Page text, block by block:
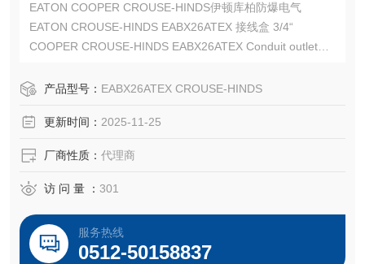
EATON COOPER CROUSE-HINDS伊顿库柏防爆电气
EATON CROUSE-HINDS EABX26ATEX 接线盒 3/4“
COOPER CROUSE-HINDS EABX26ATEX Conduit outlet
EATON CROUSE-HINDS总代理-Kunshan Beiyuan Electric
产品型号： EABX26ATEX CROUSE-HINDS
更新时间： 2025-11-25
厂商性质： 代理商
访 问 量 ： 301
服务热线
0512-50158837